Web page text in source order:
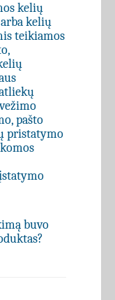
kelių
kelių
teikiamos
pašto
pristatymo
buvo